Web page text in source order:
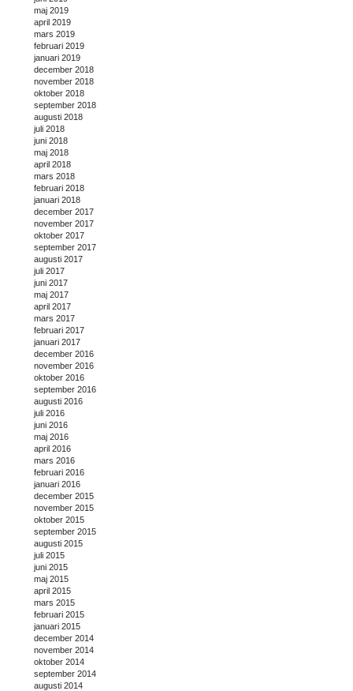
maj 2019
april 2019
mars 2019
februari 2019
januari 2019
december 2018
november 2018
oktober 2018
september 2018
augusti 2018
juli 2018
juni 2018
maj 2018
april 2018
mars 2018
februari 2018
januari 2018
december 2017
november 2017
oktober 2017
september 2017
augusti 2017
juli 2017
juni 2017
maj 2017
april 2017
mars 2017
februari 2017
januari 2017
december 2016
november 2016
oktober 2016
september 2016
augusti 2016
juli 2016
juni 2016
maj 2016
april 2016
mars 2016
februari 2016
januari 2016
december 2015
november 2015
oktober 2015
september 2015
augusti 2015
juli 2015
juni 2015
maj 2015
april 2015
mars 2015
februari 2015
januari 2015
december 2014
november 2014
oktober 2014
september 2014
augusti 2014